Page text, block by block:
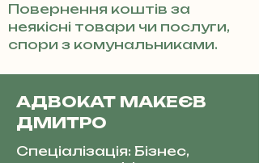
Повернення коштів за
неякісні товари чи послуги,
спори з комунальниками.
АДВОКАТ МАКЕЄВ
ДМИТРО
Спеціалізація: Бізнес,